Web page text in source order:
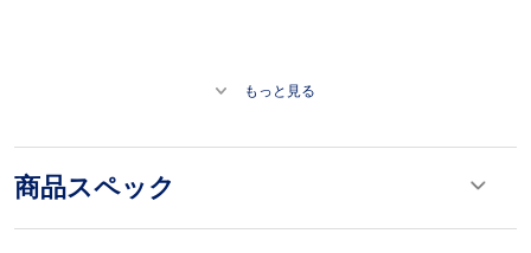
もっと見る
商品スペック